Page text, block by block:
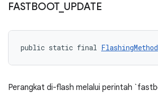
FASTBOOT_ UPDATE
public static final FlashingMethod
Perangkat di-flash melalui perintah